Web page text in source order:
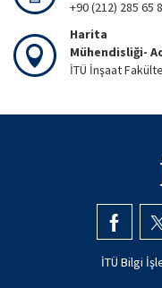
+90 (212) 285 65
Harita
Mühendisliği-
İTÜ İnşaat
İTÜ Bilgi